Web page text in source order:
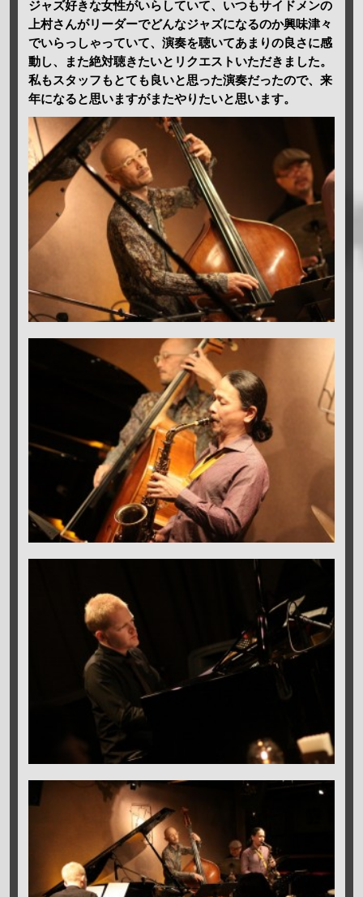
ジャズ好きな女性がいらしていて、いつもサイドメンの
上村さんがリーダーでどんなジャズになるのか興味津々
でいらっしゃっていて、演奏を聴いてあまりの良さに感
動し、また絶対聴きたいとリクエストいただきました。
私もスタッフもとても良いと思った演奏だったので、来
年になると思いますがまたやりたいと思います。